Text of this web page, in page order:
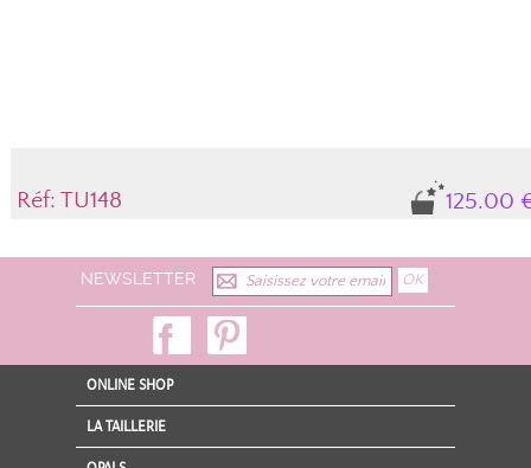
125.00
Réf: TU148
NEWSLETTER
ONLINE SHOP
LA TAILLERIE